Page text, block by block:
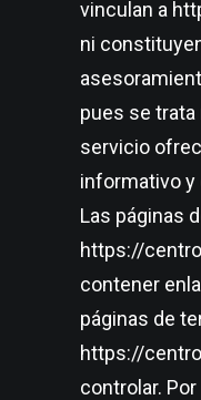
vinculan a
ni
pues se
servicio
informativo y
Las páginas
https://
contener
páginas de
https://
controlar.